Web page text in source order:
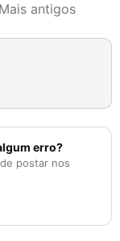
Mais antigos
erro?
postar nos